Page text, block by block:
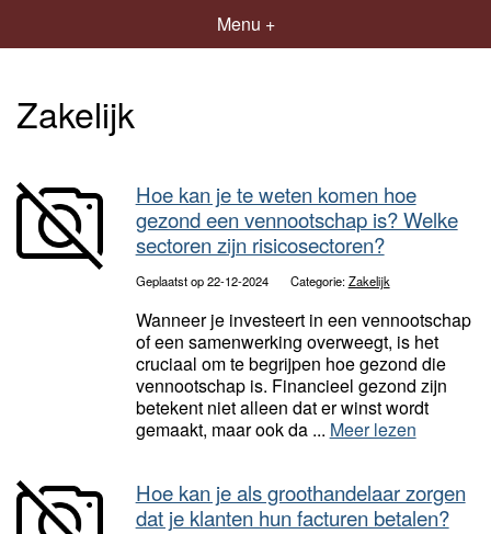
Menu +
Zakelijk
Hoe kan je te weten komen hoe
gezond een vennootschap is? Welke
sectoren zijn risicosectoren?
Geplaatst op 22-12-2024 Categorie:Zakelijk
Wanneer je investeert in een vennootschap
of een samenwerking overweegt, is het
cruciaal om te begrijpen hoe gezond die
vennootschap is. Financieel gezond zijn
betekent niet alleen dat er winst wordt
gemaakt, maar ook da ... Meer lezen
Hoe kan je als groothandelaar zorgen
dat je klanten hun facturen betalen?